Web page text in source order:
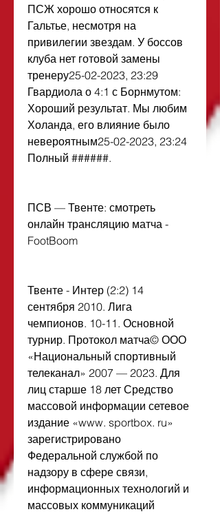
ПСЖ хорошо относятся к
Гальтье, несмотря на
привилегии звездам. У боссов
клуба нет готовой замены
тренеру25-02-2023, 23:29
Гвардиола о 4:1 с Борнмутом:
Хороший результат. Мы любим
Холанда, его влияние было
невероятным25-02-2023, 23:24
Полный ######.
ПСВ — Твенте: смотреть
онлайн трансляцию матча -
FootBoom
Твенте - Интер (2:2) 14
сентября 2010. Лига
чемпионов. 10-11. Основной
турнир. Протокол матча© ООО
«Национальный спортивный
телеканал» 2007 — 2023. Для
лиц старше 18 лет Средство
массовой информации сетевое
издание «www. sportbox. ru»
зарегистрировано
Федеральной службой по
надзору в сфере связи,
информационных технологий и
массовых коммуникаций